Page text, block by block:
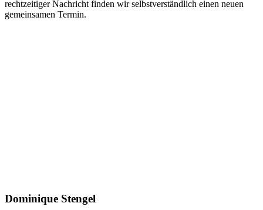
rechtzeitiger Nachricht finden wir selbstverständlich einen neuen
gemeinsamen Termin.
Dominique Stengel